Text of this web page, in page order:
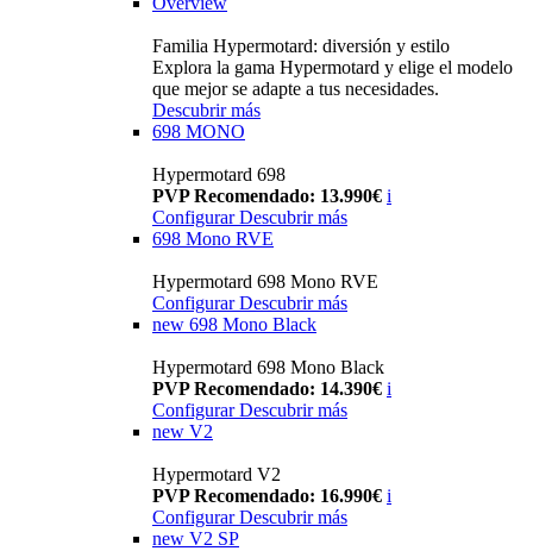
Familia Hypermotard: diversión y estilo
Explora la gama Hypermotard y elige el modelo
que mejor se adapte a tus necesidades.
Descubrir más
698 MONO
Hypermotard 698
PVP Recomendado: 13.990€ i
ConfigurarDescubrir más
698 Mono RVE
Hypermotard 698 Mono RVE
Configurar Descubrir más
new 698 Mono Black
Hypermotard 698 Mono Black
PVP Recomendado: 14.390€ i
Configurar Descubrir más
new V2
Hypermotard V2
PVP Recomendado: 16.990€ i
Configurar Descubrir más
new V2 SP